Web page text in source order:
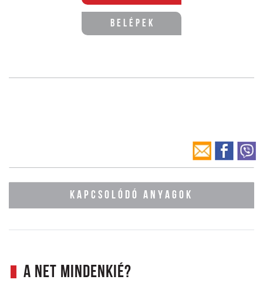
Belépek
KAPCSOLÓDÓ ANYAGOK
A net mindenkié?